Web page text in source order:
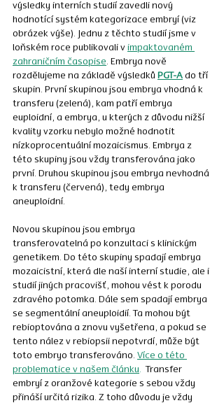
výsledky interních studií zavedli nový
hodnotící systém kategorizace embryí (viz
obrázek výše). Jednu z těchto studií jsme v
loňském roce publikovali v impaktovaném
zahraničním časopise. Embrya nově
rozdělujeme na základě výsledků PGT-A do tří
skupin. První skupinou jsou embrya vhodná k
transferu (zelená), kam patří embrya
euploidní, a embrya, u kterých z důvodu nižší
kvality vzorku nebylo možné hodnotit
nízkoprocentuální mozaicismus. Embrya z
této skupiny jsou vždy transferována jako
první. Druhou skupinou jsou embrya nevhodná
k transferu (červená), tedy embrya
aneuploidní.
Novou skupinou jsou embrya
transferovatelná po konzultaci s klinickým
genetikem. Do této skupiny spadají embrya
mozaicistní, která dle naší interní studie, ale i
studií jiných pracovišť, mohou vést k porodu
zdravého potomka. Dále sem spadají embrya
se segmentální aneuploidií. Ta mohou být
rebioptována a znovu vyšetřena, a pokud se
tento nález v rebiopsii nepotvrdí, může být
toto embryo transferováno. Více o této
problematice v našem článku.
  Transfer
embryí z oranžové kategorie s sebou vždy
přináší určitá rizika. Z toho důvodu je vždy